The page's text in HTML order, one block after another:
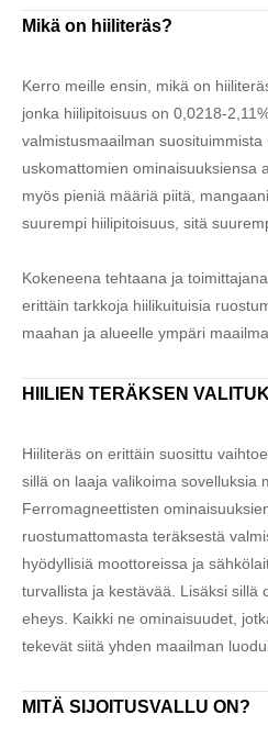
Mikä on hiiliteräs?
Kerro meille ensin, mikä on
jonka hiilipitoisuus on 0,0218-
valmistusmaailman suosituimmista
uskomattomien ominaisuuksiensa
myös pieniä määriä piitä,
suurempi hiilipitoisuus, sitä
Kokeneena tehtaana ja
erittäin tarkkoja hiilikuituisia
maahan ja alueelle ympäri
HIILIEN TERÄKSEN
Hiiliteräs on erittäin suosittu
sillä on laaja valikoima sovelluksia
Ferromagneettisten
ruostumattomasta teräksestä
hyödyllisiä moottoreissa ja
turvallista ja kestävää. Lisäksi sillä
eheys. Kaikki ne ominaisuudet,
tekevät siitä yhden maailman
MITÄ SIJOITUSVALLU ON?